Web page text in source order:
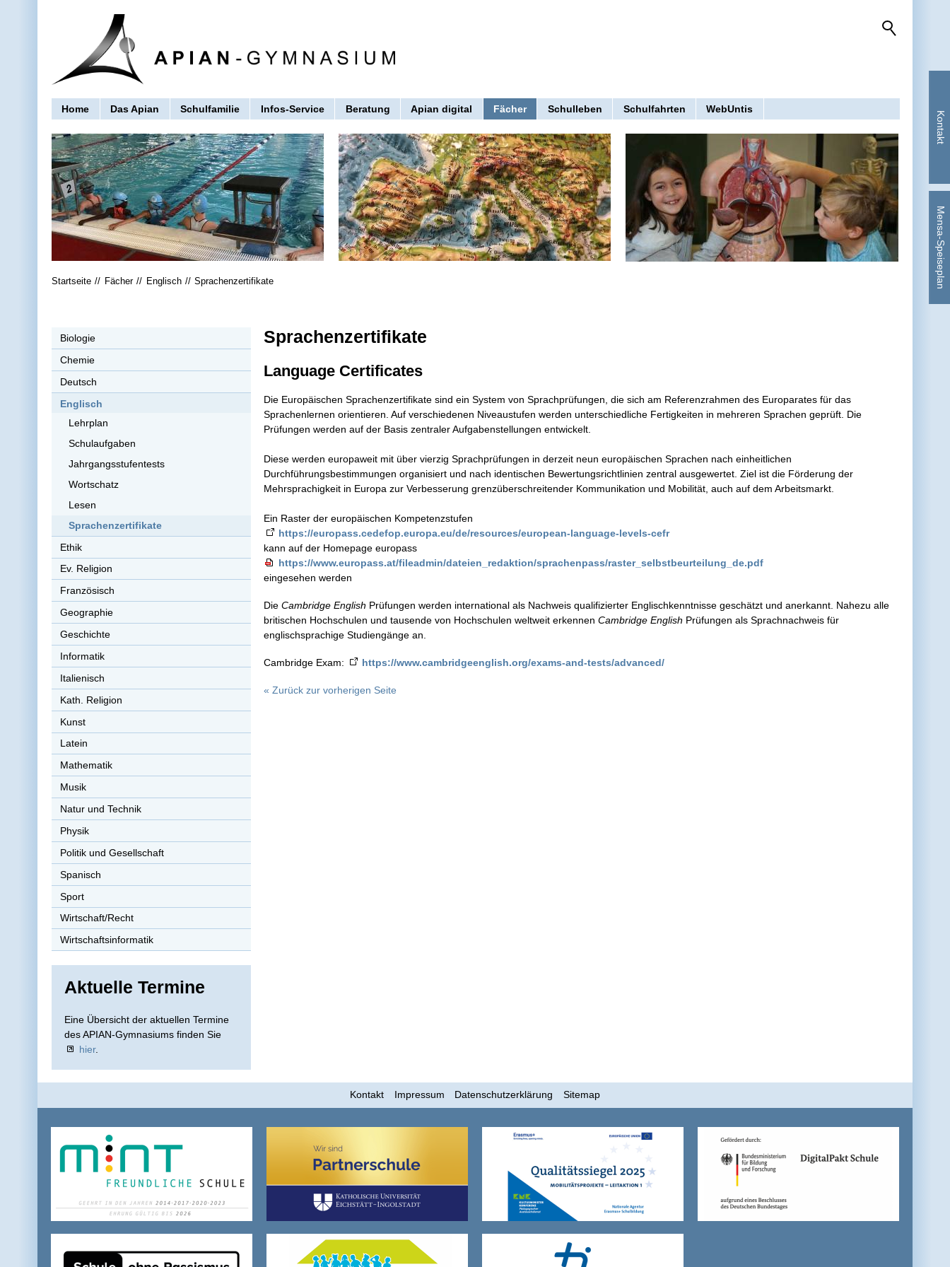
Home Das Apian Schulfamilie Infos-Service Beratung Apian digital Fächer Schulleben Schulfahrten WebUntis
Startseite Fächer Englisch Sprachenzertifikate
Biologie
Chemie
Deutsch
Englisch
Lehrplan
Schulaufgaben
Jahrgangsstufentests
Wortschatz
Lesen
Sprachenzertifikate
Ethik
Ev. Religion
Französisch
Geographie
Geschichte
Informatik
Italienisch
Kath. Religion
Kunst
Latein
Mathematik
Musik
Natur und Technik
Physik
Politik und Gesellschaft
Spanisch
Sport
Wirtschaft/Recht
Wirtschaftsinformatik
Aktuelle Termine
Eine Übersicht der aktuellen Termine
des APIAN-Gymnasiums finden Sie
hier.
Sprachenzertifikate
Language Certificates
Die Europäischen Sprachenzertifikate sind ein System von Sprachprüfungen, die sich am Referenzrahmen des Europarates für das
Sprachenlernen orientieren. Auf verschiedenen Niveaustufen werden unterschiedliche Fertigkeiten in mehreren Sprachen geprüft. Die
Prüfungen werden auf der Basis zentraler Aufgabenstellungen entwickelt.
Diese werden europaweit mit über vierzig Sprachprüfungen in derzeit neun europäischen Sprachen nach einheitlichen
Durchführungsbestimmungen organisiert und nach identischen Bewertungsrichtlinien zentral ausgewertet. Ziel ist die Förderung der
Mehrsprachigkeit in Europa zur Verbesserung grenzüberschreitender Kommunikation und Mobilität, auch auf dem Arbeitsmarkt.
Ein Raster der europäischen Kompetenzstufen
https://europass.cedefop.europa.eu/de/resources/european-language-levels-cefr
kann auf der Homepage europass
https://www.europass.at/fileadmin/dateien_redaktion/sprachenpass/raster_selbstbeurteilung_de.pdf
eingesehen werden
Die Cambridge English Prüfungen werden international als Nachweis qualifizierter Englischkenntnisse geschätzt und anerkannt. Nahezu alle
britischen Hochschulen und tausende von Hochschulen weltweit erkennen Cambridge English Prüfungen als Sprachnachweis für
englischsprachige Studiengänge an.
Cambridge Exam: https://www.cambridgeenglish.org/exams-and-tests/advanced/
« Zurück zur vorherigen Seite
Kontakt
Mensa-Speiseplan
Kontakt Impressum Datenschutzerklärung Sitemap